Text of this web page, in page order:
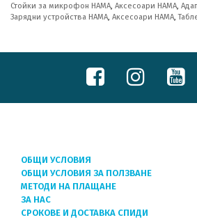
Стойки за микрофон HAMA, Аксесоари HAMA,
Зарядни устройства HAMA, Аксесоари HAMA,
ОБЩИ УСЛОВИЯ
ОБЩИ УСЛОВИЯ ЗА ПОЛЗВАНЕ
МЕТОДИ НА ПЛАЩАНЕ
ЗА НАС
СРОКОВЕ И ДОСТАВКА СПИДИ